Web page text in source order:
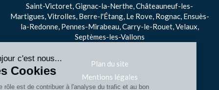
Saint-Victoret, Gignac-la-Nerthe, Châteauneuf-les-
Martigues, Vitrolles, Berre-l'Étang, Le Rove, Rognac, Ensuès-
la-Redonne, Pennes-Mirabeau, Carry-le-Rouet, Velaux,
Septèmes-les-Vallons
Plan du site
Mentions légales